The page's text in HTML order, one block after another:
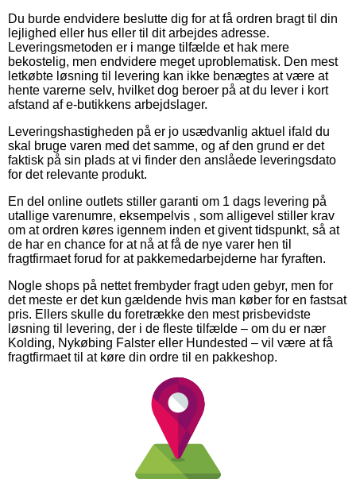
Du burde endvidere beslutte dig for at få ordren bragt til din
lejlighed eller hus eller til dit arbejdes adresse.
Leveringsmetoden er i mange tilfælde et hak mere
bekostelig, men endvidere meget uproblematisk. Den mest
letkøbte løsning til levering kan ikke benægtes at være at
hente varerne selv, hvilket dog beroer på at du lever i kort
afstand af e-butikkens arbejdslager.
Leveringshastigheden på er jo usædvanlig aktuel ifald du
skal bruge varen med det samme, og af den grund er det
faktisk på sin plads at vi finder den anslåede leveringsdato
for det relevante produkt.
En del online outlets stiller garanti om 1 dags levering på
utallige varenumre, eksempelvis , som alligevel stiller krav
om at ordren køres igennem inden et givent tidspunkt, så at
de har en chance for at nå at få de nye varer hen til
fragtfirmaet forud for at pakkemedarbejderne har fyraften.
Nogle shops på nettet frembyder fragt uden gebyr, men for
det meste er det kun gældende hvis man køber for en fastsat
pris. Ellers skulle du foretrække den mest prisbevidste
løsning til levering, der i de fleste tilfælde – om du er nær
Kolding, Nykøbing Falster eller Hundested – vil være at få
fragtfirmaet til at køre din ordre til en pakkeshop.